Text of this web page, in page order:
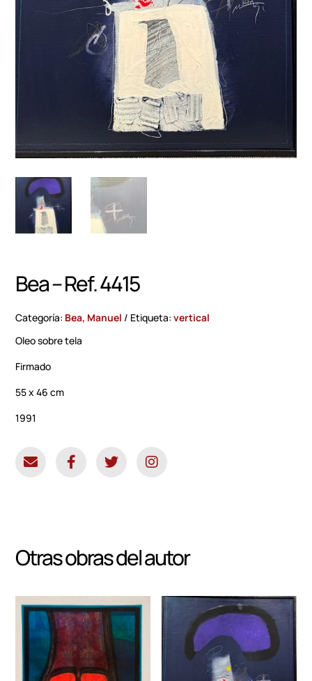
Bea – Ref. 4415
Categoría: Bea, Manuel Etiqueta:vertical
Oleo sobre tela
Firmado
55 x 46 cm
1991
Otras obras del autor